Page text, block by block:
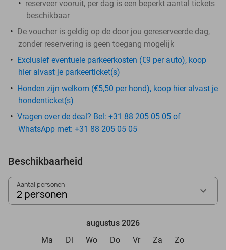
reserveer vooruit, per dag is een beperkt aantal tickets
beschikbaar
De voucher is geldig op de door jou gereserveerde dag,
zonder reservering is geen toegang mogelijk
Exclusief eventuele parkeerkosten (€9 per auto), koop
hier alvast je parkeerticket(s)
Honden zijn welkom (€5,50 per hond), koop hier alvast je
hondenticket(s)
Vragen over de deal? Bel: +31 88 205 05 05 of
WhatsApp met: +31 88 205 05 05
Beschikbaarheid
Aantal personen:
2 personen
augustus 2026
Ma
Di Wo Do Vr Za Zo